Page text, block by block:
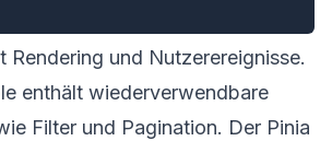
Rendering und Nutzerereignisse.
enthält wiederverwendbare
Filter und Pagination. Der Pinia